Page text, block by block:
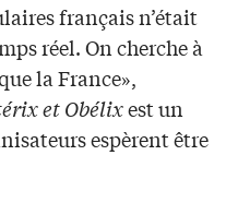
français n’était
réel. On cherche à
la France»,
et Obélixest un
espèrent être